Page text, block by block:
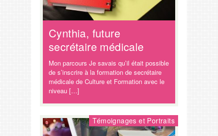
Cynthia, future
secrétaire médicale
Mon parcours Je savais qu’il était possible
de s’inscrire à la formation de secrétaire
médicale de Culture et Formation avec le
niveau […]
Témoignages et Portraits